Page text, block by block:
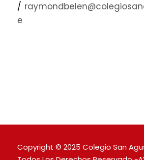
/
e
Copyright © 2025 Colegio San